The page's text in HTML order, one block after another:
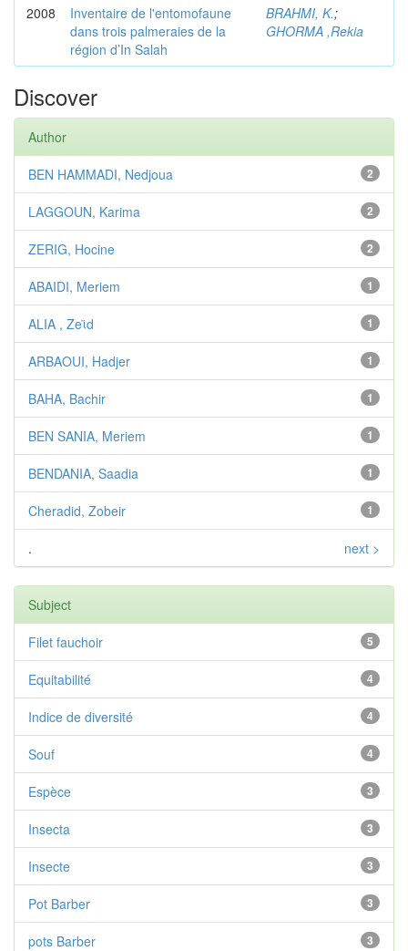
2008
Inventaire de l'entomofaune
dans trois palmeraies de la
région d’In Salah
BRAHMI, K.;
GHORMA ,Rekia
Discover
Author
2
BEN HAMMADI, Nedjoua
2
LAGGOUN, Karima
2
ZERIG, Hocine
1
ABAIDI, Meriem
1
ALIA , Zeϊd
1
ARBAOUI, Hadjer
1
BAHA, Bachir
1
BEN SANIA, Meriem
1
BENDANIA, Saadia
1
Cheradid, Zobeir
. next >
Subject
5
Filet fauchoir
4
Equitabilité
4
Indice de diversité
4
Souf
3
Espèce
3
Insecta
3
Insecte
3
Pot Barber
3
pots Barber